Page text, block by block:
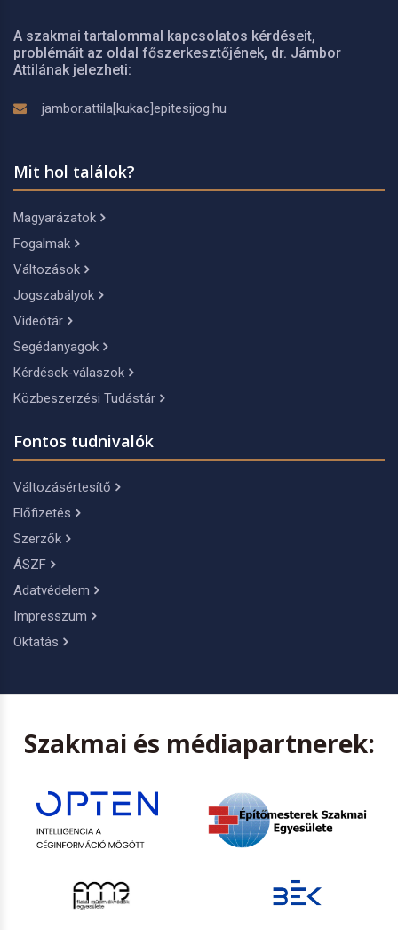
A szakmai tartalommal kapcsolatos kérdéseit,
problémáit az oldal főszerkesztőjének, dr. Jámbor
Attilának jelezheti:
jambor.attila[kukac]epitesijog.hu
Mit hol találok?
Magyarázatok
Fogalmak
Változások
Jogszabályok
Videótár
Segédanyagok
Kérdések-válaszok
Közbeszerzési Tudástár
Fontos tudnivalók
Változásértesítő
Előfizetés
Szerzők
ÁSZF
Adatvédelem
Impresszum
Oktatás
Szakmai és médiapartnerek: